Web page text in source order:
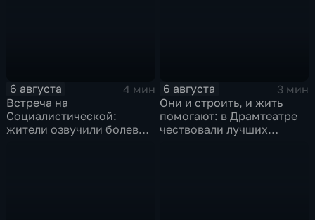
6 августа
4 мин
Встреча на
Социалистической:
жители озвучили болевые
6 августа
3 мин
Они и строить, и жить
помогают: в Драмтеатре
чествовали лучших